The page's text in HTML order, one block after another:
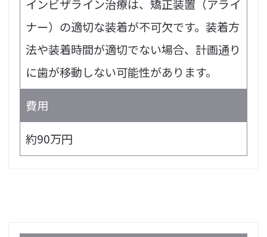
インビザライン治療は、矯正装置（アライ
ナー）の適切な装着が不可欠です。装着方
法や装着時間が適切でない場合、計画通り
に歯が移動しない可能性があります。
費用
約90万円